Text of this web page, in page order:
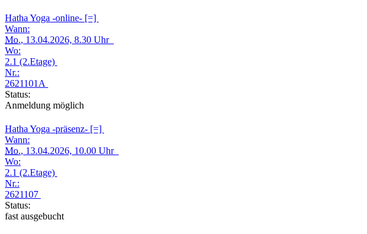
Hatha Yoga -online- [=]
Wann:
Mo., 13.04.2026, 8.30 Uhr
Wo:
2.1 (2.Etage)
Nr.:
2621101A
Status:
Anmeldung möglich
Hatha Yoga -präsenz- [=]
Wann:
Mo., 13.04.2026, 10.00 Uhr
Wo:
2.1 (2.Etage)
Nr.:
2621107
Status:
fast ausgebucht